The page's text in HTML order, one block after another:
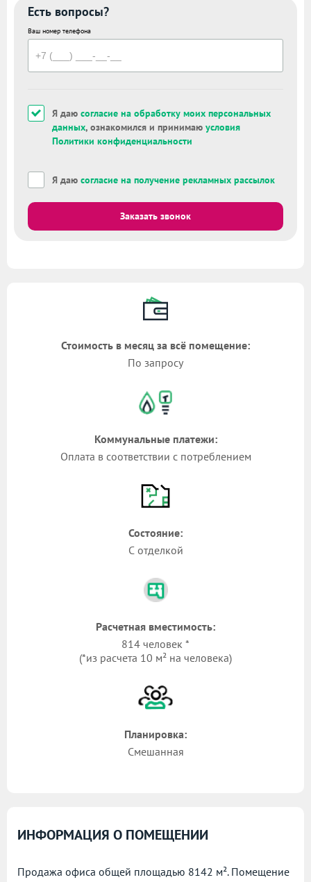
Есть вопросы?
Ваш номер телефона
Я даю согласие на обработку моих персональных
данных, ознакомился и принимаю условия
Политики конфиденциальности
Я даю согласие на получение рекламных рассылок
Заказать звонок
Стоимость в месяц за всё помещение:
По запросу
Коммунальные платежи:
Оплата в соответствии с потреблением
Состояние:
С отделкой
Расчетная вместимость:
814 человек *
(*из расчета 10 м² на человека)
Планировка:
Смешанная
ИНФОРМАЦИЯ О ПОМЕЩЕНИИ
Продажа офиса общей площадью 8142 м². Помещение